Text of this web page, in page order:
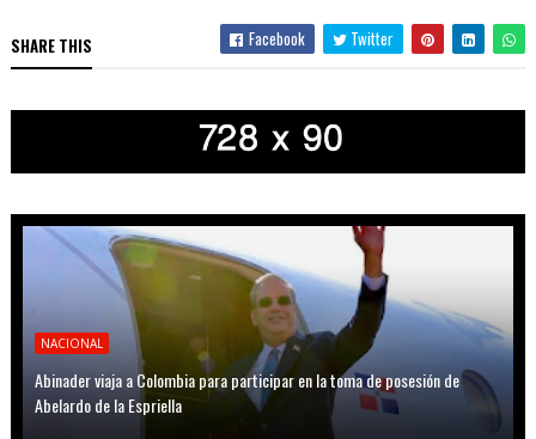
SHARE THIS Facebook Twitter
NACIONAL
Abinader viaja a Colombia para participar en la toma de posesión de
Abelardo de la Espriella